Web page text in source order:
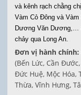
và kênh rạch chằng
Vàm Cỏ Đông và
Dương Văn Dương,…
chảy qua Long An.
Đơn vị hành chính:
(Bến Lức, Cần
Đức Huệ, Mộc Hóa,
Thừa, Vĩnh Hưng,